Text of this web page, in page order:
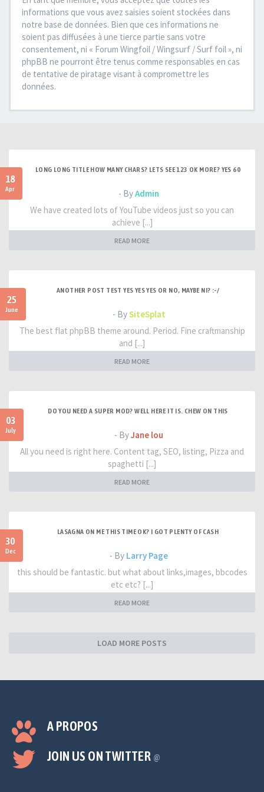
informations que vous avez saisies soient stockées dans
notre base de données. Bien que ces informations ne
soient pas diffusées à une tierce partie sans votre
consentement, ni « Forum Wingfoil / Wingsurf / Surf foil », ni
phpBB ne pourront être tenus comme responsables en cas
de tentative de piratage visant à compromettre les
données.
18
Apr
LONG LONG TITLE HOW MANY CHARS? LETS SEE 123 OK MORE? YES 60
- ByAdmin
We have created lots of YouTube videos just so you can
achieve [...]
READ MORE
25
June
ANOTHER POST TEST YES YES YES OR NO, MAYBE NI? :-/
- BySiteSplat
The best flat phpBB theme around. Period. Fine craftmanship
and [...]
READ MORE
03
July
DO YOU NEED A SUPER MOD? WELL HERE IT IS. CHEW ON THIS
- ByJane lou
All you need is right here. Content tag, SEO, listing, Pizza and
spaghetti [...]
READ MORE
30
Dec
LASAGNA ON ME THIS TIME OK? I GOT PLENTY OF CASH
- By Larry Page
this should be fantastic. but what about links,images, bbcodes
etc etc? [...]
READ MORE
LOAD MORE POSTS
A PROPOS
JOIN US ON TWITTER @